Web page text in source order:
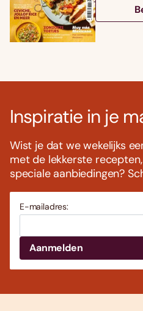
Inspiratie in je
Wist je dat we wekelijks
met de lekkerste
speciale aanbiedingen?
E-mailadres: